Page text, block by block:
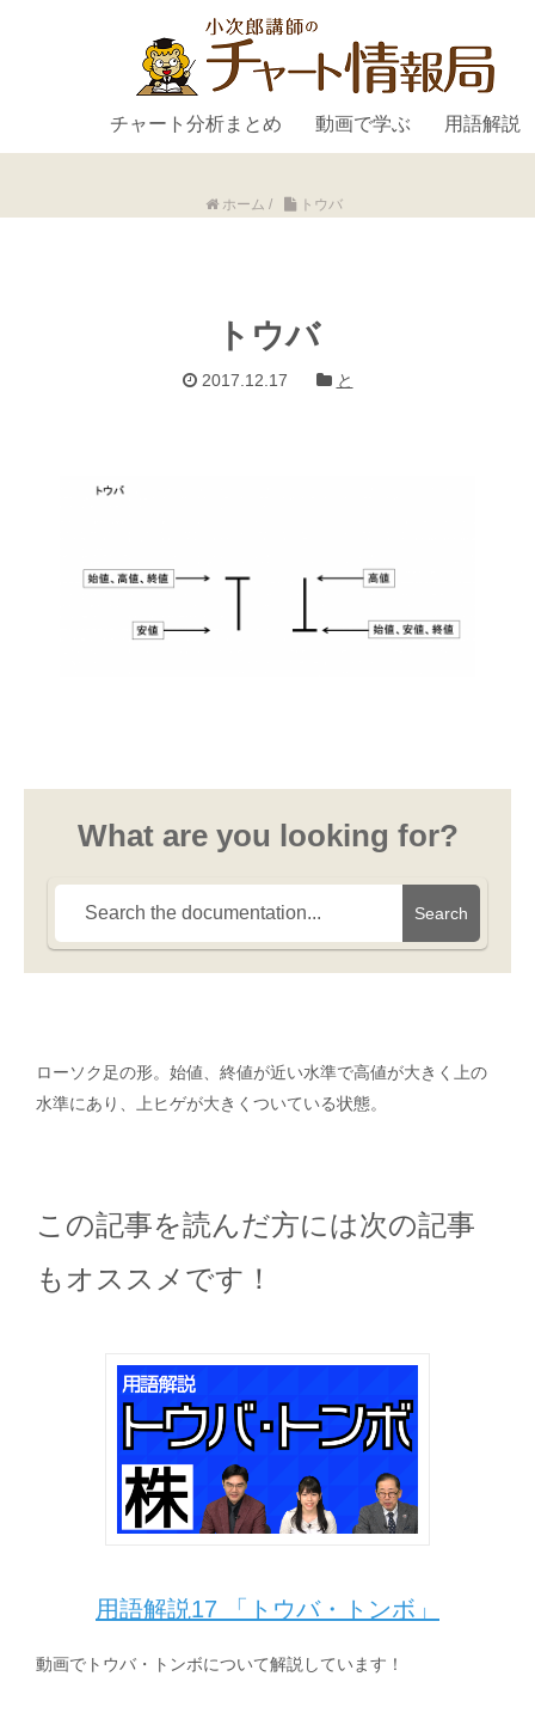
チャート分析まとめ 動画で学ぶ 用語解説
ホーム / トウバ
トウバ
2017.12.17 と
What are you looking for?
Search
ローソク足の形。始値、終値が近い水準で高値が大きく上の
水準にあり、上ヒゲが大きくついている状態。
この記事を読んだ方には次の記事
もオススメです！
用語解説17 「トウバ・トンボ」
動画でトウバ・トンボについて解説しています！